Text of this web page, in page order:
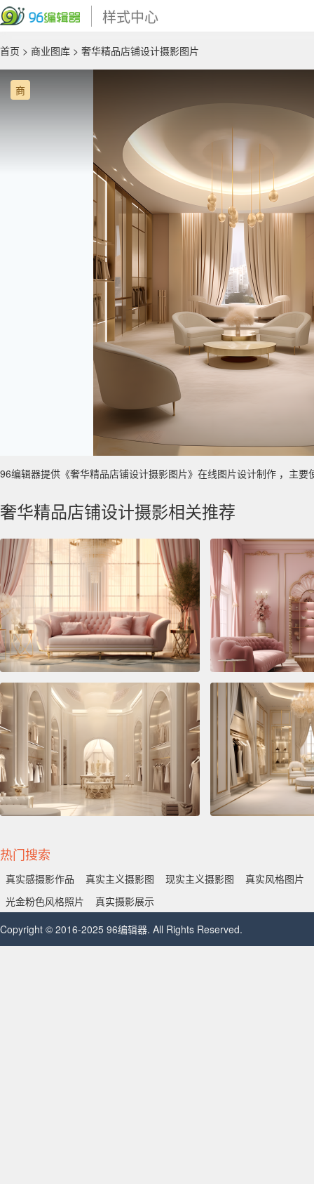
样式中心
首页 > 商业图库 > 奢华精品店铺设计摄影图片
商
96编辑器提供《奢华精品店铺设计摄影图片》在线图片设计制作 ，主
奢华精品店铺设计摄影相关推荐
热门搜索
真实感摄影作品 真实主义摄影图 现实主义摄影图
真实风格图片
光金粉色风格照片
真实摄影展示
Copyright © 2016-2025 96编辑器. All Rights Reserved.